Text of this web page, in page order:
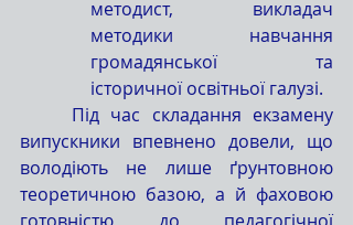
методист, викладач
методики навчання
громадянської та
історичної освітньої галузі.
випускники впевнено довели, що
володіють не лише ґрунтовною
теоретичною базою, а й фаховою